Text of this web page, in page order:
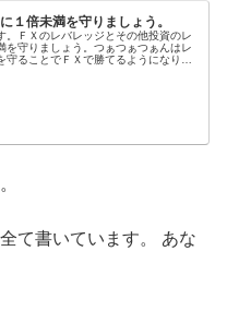
１倍未満を守りましょう。
。ＦＸのレバレッジとその他投資のレ
を守りましょう。つぁつぁつぁんはレ
守ることでＦＸで勝てるようになりま
て書いています。 あな